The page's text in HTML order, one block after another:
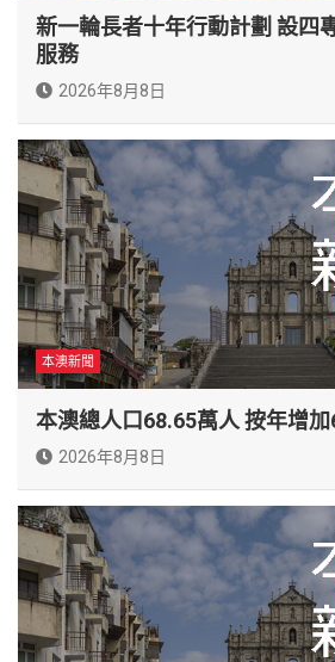
新一輪長者十年行動計劃 設四
服務
2026年8月8日
本澳新聞
本澳總人口68.65萬人 按年增
2026年8月8日